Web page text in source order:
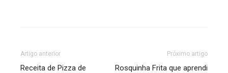
Artigo anterior
Receita de Pizza de
Próximo artigo
Rosquinha Frita que aprendi